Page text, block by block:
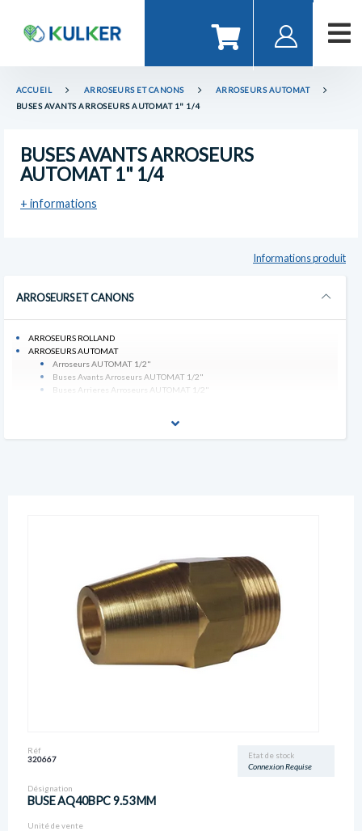
ACCUEIL ARROSEURS ET CANONS
ARROSEURS AUTOMAT
BUSES AVANTS ARROSEURS AUTOMAT 1" 1/4
BUSES AVANTS ARROSEURS
AUTOMAT 1" 1/4
+ informations
Informations produit
ARROSEURS ET CANONS
ARROSEURS ROLLAND
ARROSEURS AUTOMAT
Arroseurs AUTOMAT 1/2"
Buses Avants Arroseurs AUTOMAT 1/2"
Buses Arrieres Arroseurs AUTOMAT 1/2"
Etat de stock
Connexion Requise
Réf
320667
Désignation
BUSE AQ40BPC 9.53 MM
Unité de vente